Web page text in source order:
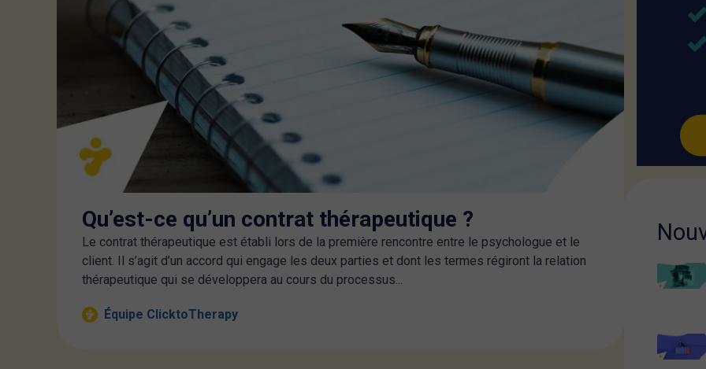
Qu’est-ce qu’un contrat thérapeutique ?
Le contrat thérapeutique est établi lors de la première rencontre entre le psychologue et le
client. Il s’agit d’un accord qui engage les deux parties et dont les termes régiront la relation
thérapeutique qui se développera au cours du processus...
Équipe ClicktoTherapy